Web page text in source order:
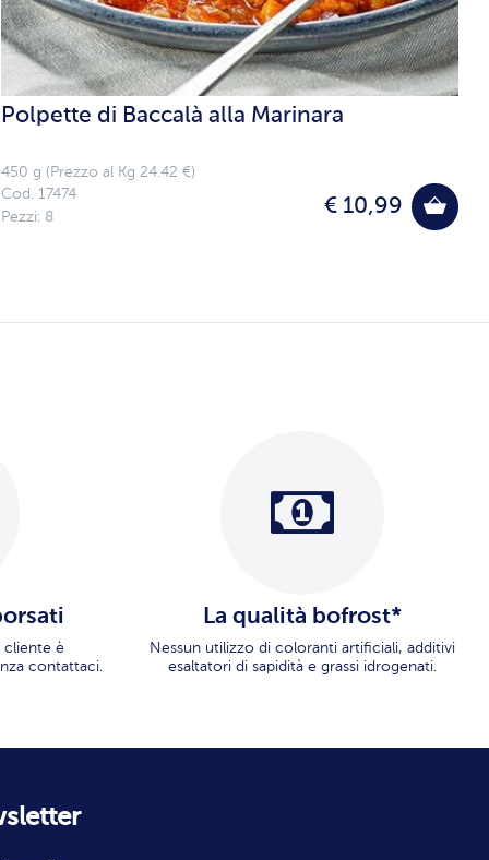
Spadellata Deliziosa
600 g (Prezzo al Kg 11.65 €)
€ 6,99
Cod. 15786
cliente è
contattaci.
La qualità bofrost*
Nessun utilizzo di coloranti artificiali, additivi
esaltatori di sapidità e grassi idrogenati.